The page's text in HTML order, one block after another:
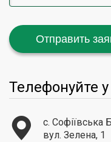
Отправить
Телефонуйте
с. Софіївська
вул. Зелена, 1